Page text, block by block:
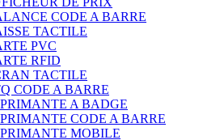
CODE A BARRE
TACTILE
PVC
RFID
TACTILE
CODE A BARRE
A BADGE
CODE A BARRE
MOBILE